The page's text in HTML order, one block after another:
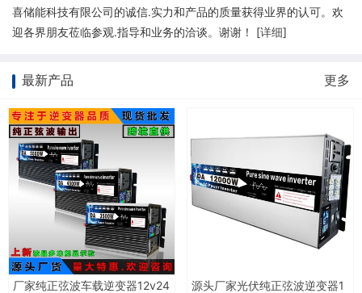
喜储能科技有限公司的诚信.实力和产品的质量获得业界的认可。欢
迎各界朋友莅临参观.指导和业务的洽谈。谢谢！ [详细]
最新产品 更多
厂家纯正弦波车载逆变器12v24
源头厂家光伏纯正弦波逆变器1